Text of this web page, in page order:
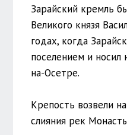
Зарайский кремль
Великого князя
годах, когда
поселением и носил
на-Осетре.
Крепость возвели
слияния рек